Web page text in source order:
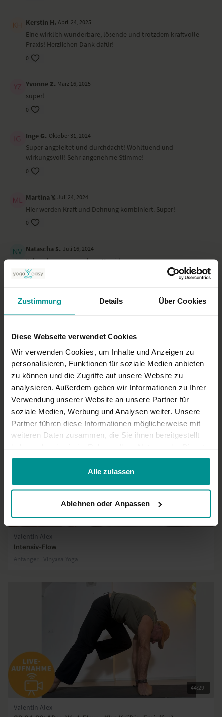
Zustimmung Details Über Cookies
Diese Webseite verwendet Cookies
Wir verwenden Cookies, um Inhalte und Anzeigen zu
personalisieren, Funktionen für soziale Medien anbieten
zu können und die Zugriffe auf unsere Website zu
analysieren. Außerdem geben wir Informationen zu Ihrer
Verwendung unserer Website an unsere Partner für
soziale Medien, Werbung und Analysen weiter. Unsere
Partner führen diese Informationen möglicherweise mit
weiteren Daten zusammen, die Sie ihnen bereitgestellt
gesammelt haben.
Alle zulassen
Ablehnen oder Anpassen
Wirkung und Vorteile der Übungs-Sequenz
Ein genüsslicher ruhiger Flow, der alle wichtigen Körperpartien stärkt
und dehnt. Im Einklang mit der Atmung ist jede Übung eine
Herausforderung. Gib dich einfach in die Übungen hinein, genieße und
Besonders zu beachten bei diesem Yoga-Video
Hier kannst du dir selbst begegnen, dich frei und offen fühlen. Gehe in
die Yoga-Übungen immer nur soweit wie es sich gut anfühlt.
Kerstin H. April 24, 2025
Eine wirklich wunderbare, lösende und trotzdem kraftvolle
Praxis! Herzlichen Dank dafür!
0
Yvonne Z. März 16, 2025
super!
0
Inge G. Oktober 31, 2024
Super angeleitet und durchdacht! Wohltuend und
wirkungsvoll! Sehr angenehme Stimme!
0
Martina Y. Juli 24, 2024
Hier werden Kraft und Dehnung kombiniert. Super!
0
Natascha S. Juli 16, 2024
Sehr schöne, angenehme Praxis!
0
Tini J. April 21, 2024
x
Mehr laden
Ähnliche Videos
26:45
Valentin Alex
Intensiv-Flow
Anfänger | Vinyasa Yoga
44:29
Valentin Alex